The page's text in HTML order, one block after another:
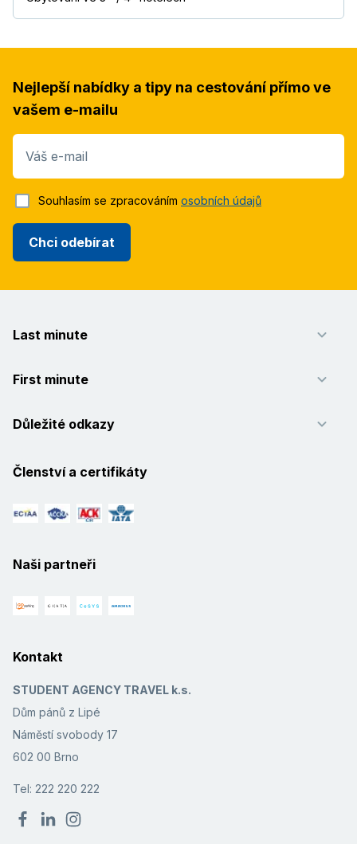
Nejlepší nabídky a tipy na cestování přímo ve
vašem e-mailu
Váš e-mail
Chci odebírat
Souhlasím se zpracováním osobních údajů
Last minute
First minute
Důležité odkazy
Členství a certifikáty
Naši partneři
Kontakt
STUDENT AGENCY TRAVEL k.s.
Dům pánů z Lipé
Náměstí svobody 17
602 00 Brno
Tel: 222 220 222